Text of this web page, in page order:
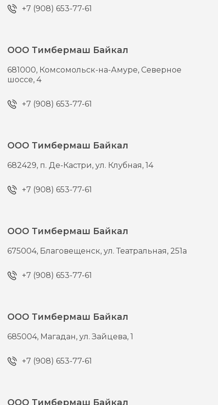
+7 (908) 653-77-61
ООО Тимбермаш Байкал
681000, Комсомольск-на-Амуре, Северное
шоссе, 4
+7 (908) 653-77-61
ООО Тимбермаш Байкал
682429, п. Де-Кастри,ул. Клубная, 14
+7 (908) 653-77-61
ООО Тимбермаш Байкал
675004, Благовещенск,ул. Театральная, 251а
+7 (908) 653-77-61
ООО Тимбермаш Байкал
685004, Магадан,ул. Зайцева, 1
+7 (908) 653-77-61
ООО Тимбермаш Байкал